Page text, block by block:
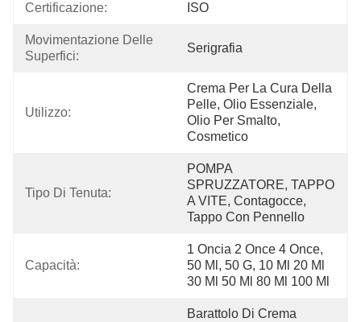
Certificazione: ISO
Movimentazione Delle
Superfici:
Serigrafia
Utilizzo:
Crema Per La Cura Della
Pelle, Olio Essenziale,
Olio Per Smalto,
Cosmetico
Tipo Di Tenuta:
POMPA
SPRUZZATORE, TAPPO
A VITE, Contagocce,
Tappo Con Pennello
Capacità:
1 Oncia 2 Once 4 Once,
50 Ml, 50 G, 10 Ml 20 Ml
30 Ml 50 Ml 80 Ml 100 Ml
Barattolo Di Crema